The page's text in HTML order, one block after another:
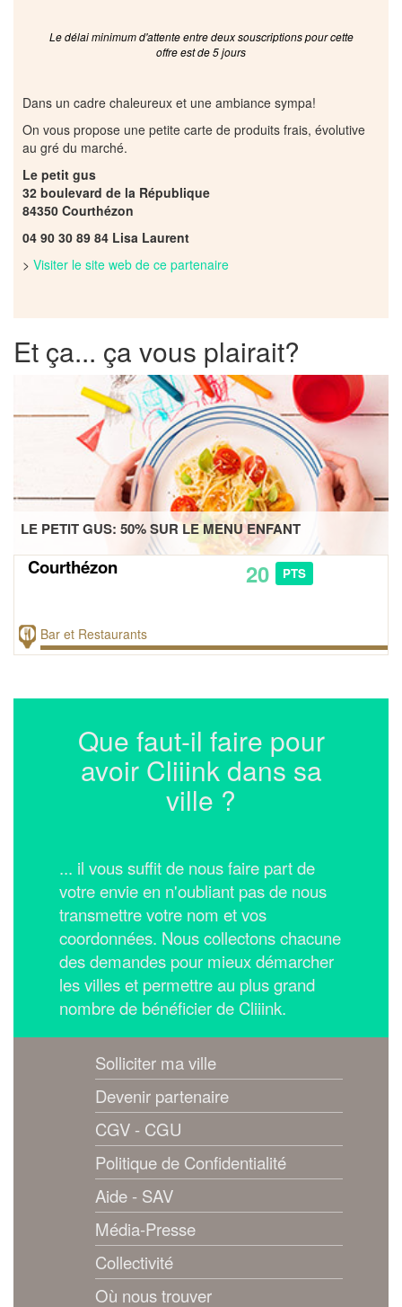
Le délai minimum d'attente entre deux souscriptions pour cette
offre est de 5 jours
Dans un cadre chaleureux et une ambiance sympa!
On vous propose une petite carte de produits frais, évolutive
au gré du marché.
Le petit gus
32 boulevard de la République
84350 Courthézon
04 90 30 89 84 Lisa Laurent
> Visiter le site web de ce partenaire
Et ça... ça vous plairait?
LE PETIT GUS: 50% SUR LE MENU ENFANT
Courthézon 20 PTS
Bar et Restaurants
Que faut-il faire pour
avoir Cliiink dans sa
ville ?
... il vous suffit de nous faire part de
votre envie en n'oubliant pas de nous
transmettre votre nom et vos
coordonnées. Nous collectons chacune
des demandes pour mieux démarcher
les villes et permettre au plus grand
nombre de bénéficier de Cliiink.
Solliciter ma ville
Devenir partenaire
CGV - CGU
Politique de Confidentialité
Aide - SAV
Média-Presse
Collectivité
Où nous trouver